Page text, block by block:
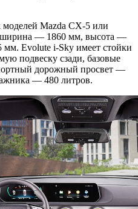
моделей Mazda CX-5 или
— 1860 мм, высота —
Evolute i-Sky имеет стойки
подвеску сзади, базовые
дорожный просвет —
— 480 литров.